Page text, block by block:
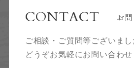
す。
IPアドレス等の利用について
当社ウェブサイトへのアクセ
CONTACT お
ご相談・ご質問等ございまし
どうぞお気軽にお問い合わせ